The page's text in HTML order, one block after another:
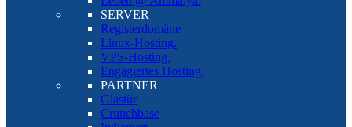
SERVER
Registerdomäne
Linux-Hosting.
VPS-Hosting.
Engagiertes Hosting.
PARTNER
Glastür
Crunchbase